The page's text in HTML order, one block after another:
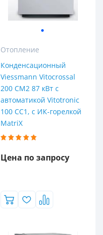
Отопление
Конденсационный
Viessmann Vitocrossal
200 CM2 87 кВт с
автоматикой Vitotronic
100 CC1, с ИК-горелкой
MatriX
Цена по запросу